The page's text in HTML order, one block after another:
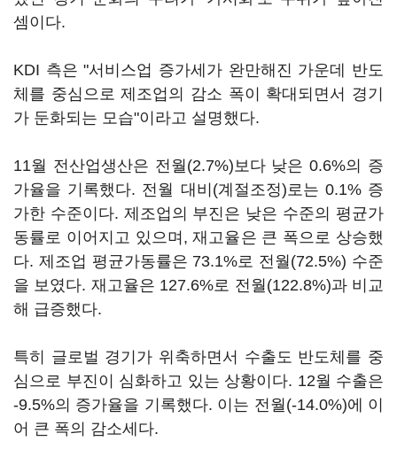
셈이다.
KDI 측은 "서비스업 증가세가 완만해진 가운데 반도
체를 중심으로 제조업의 감소 폭이 확대되면서 경기
가 둔화되는 모습"이라고 설명했다.
11월 전산업생산은 전월(2.7%)보다 낮은 0.6%의 증
가율을 기록했다. 전월 대비(계절조정)로는 0.1% 증
가한 수준이다. 제조업의 부진은 낮은 수준의 평균가
동률로 이어지고 있으며, 재고율은 큰 폭으로 상승했
다. 제조업 평균가동률은 73.1%로 전월(72.5%) 수준
을 보였다. 재고율은 127.6%로 전월(122.8%)과 비교
해 급증했다.
특히 글로벌 경기가 위축하면서 수출도 반도체를 중
심으로 부진이 심화하고 있는 상황이다. 12월 수출은
-9.5%의 증가율을 기록했다. 이는 전월(-14.0%)에 이
어 큰 폭의 감소세다.